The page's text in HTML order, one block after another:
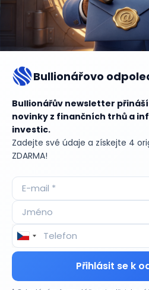
Bullionářovo
Bullionářův newsletter
novinky z finančních trhů a
investic.
Zadejte své údaje a získejte 4
ZDARMA!
Přihlásit se k
Aktuální